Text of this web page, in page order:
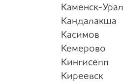
Каменск-
Кандалакша
Касимов
Кемерово
Кингисепп
Киреевск